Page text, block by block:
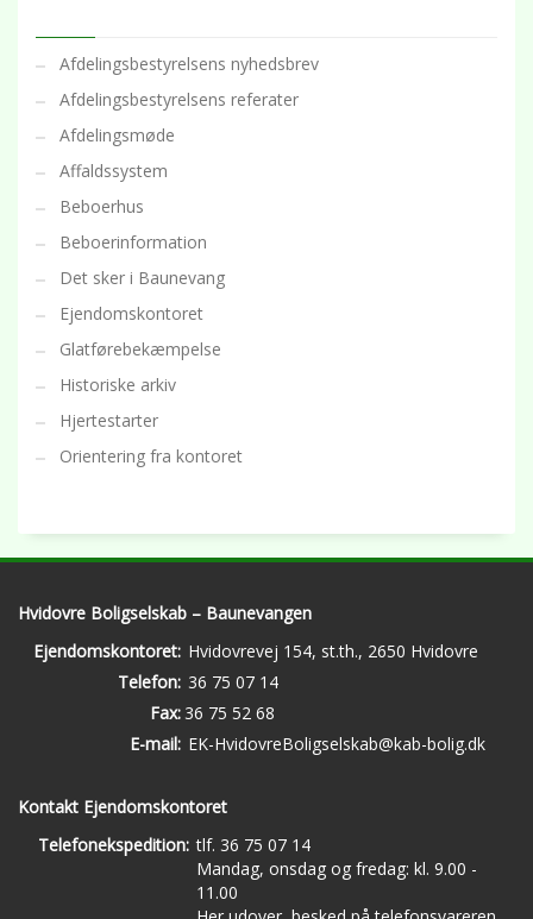
Afdelingsbestyrelsens nyhedsbrev
Afdelingsbestyrelsens referater
Afdelingsmøde
Affaldssystem
Beboerhus
Beboerinformation
Det sker i Baunevang
Ejendomskontoret
Glatførebekæmpelse
Historiske arkiv
Hjertestarter
Orientering fra kontoret
Hvidovre Boligselskab – Baunevangen
Ejendomskontoret: Hvidovrevej 154, st.th., 2650 Hvidovre
Telefon: 36 75 07 14
Fax: 36 75 52 68
E-mail: EK-HvidovreBoligselskab@kab-bolig.dk
Kontakt Ejendomskontoret
Telefonekspedition: tlf. 36 75 07 14
Mandag, onsdag og fredag: kl. 9.00 -
11.00